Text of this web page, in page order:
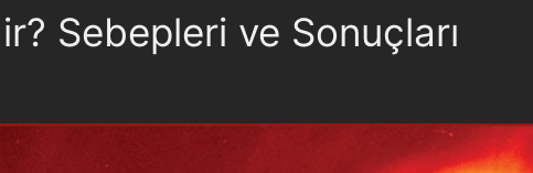
Sebepleri ve Sonuçları